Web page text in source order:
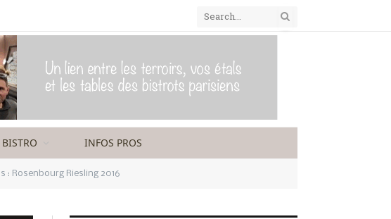
INFOS PROS
: Rosenbourg Riesling 2016